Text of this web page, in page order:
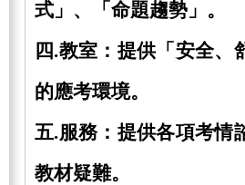
式」、「命題趨勢」。
四.教室：提供「安全、
的應考環境。
五.服務：提供各項考情
教材疑難。